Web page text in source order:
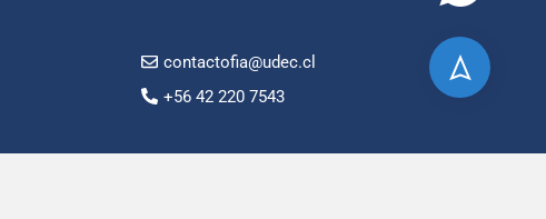
contactofia@udec.cl
+56 42 220 7543